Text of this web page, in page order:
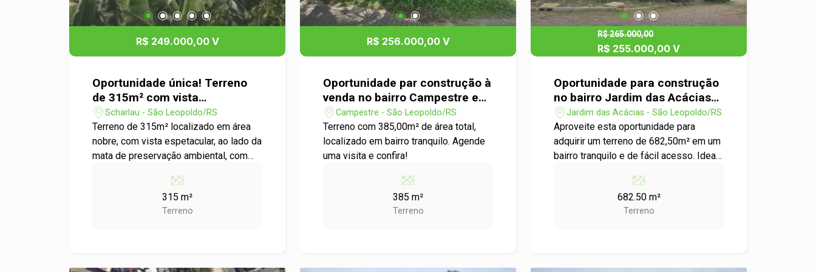
R$ 249.000,00 V
Oportunidade única! Terreno
de 315m² com vista
privilegiada e excelente
posição solar
Scharlau - São Leopoldo/RS
Terreno de 315m² localizado em área
nobre, com vista espetacular, ao lado da
mata de preservação ambiental, com
Viaduto da Scharlau.
315 m²
Terreno
R$ 256.000,00 V
Oportunidade par construção à
venda no bairro Campestre em
São Leopoldo
Campestre - São Leopoldo/RS
Terreno com 385,00m² de área total,
localizado em bairro tranquilo. Agende
uma visita e confira!
385 m²
Terreno
R$ 265.000,00
R$ 255.000,00 V
Oportunidade para construção
no bairro Jardim das Acácias
em São Leopoldo
Jardim das Acácias - São Leopoldo/RS
Aproveite esta oportunidade para
adquirir um terreno de 682,50m² em um
bairro tranquilo e de fácil acesso. Ideal
excelente potencial de valorização.
Localização privilegiada, próximo às
principais vias da cidade. Invista agora
682.50 m²
Terreno